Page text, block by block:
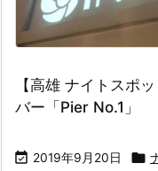
【高雄 ナイトスポ
バー「Pier No.1」
 2019年9月20日 